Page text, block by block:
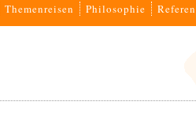
Themenreisen Philosophie